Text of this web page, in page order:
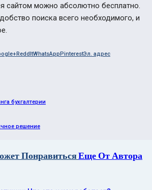
сайтом можно абсолютно бесплатно.
поиска всего необходимого, и
ReddItWhatsAppPinterestЭл. адрес
бухгалтерии
решение
ПонравитьсяЕще От Автора